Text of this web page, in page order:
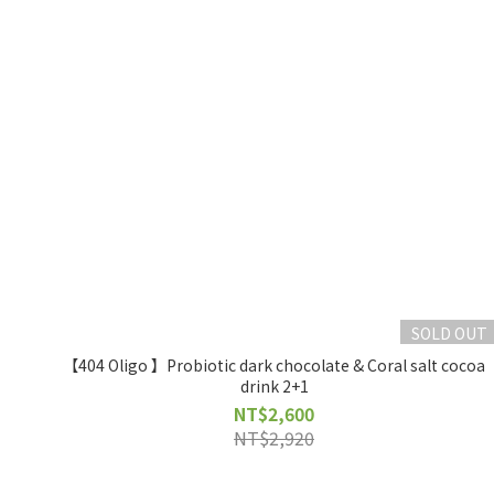
SOLD OUT
【404 Oligo 】Probiotic dark chocolate & Coral salt cocoa
drink 2+1
NT$2,600
NT$2,920